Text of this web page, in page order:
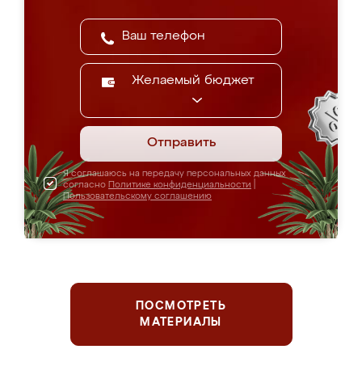
Желаемый бюджет
Отправить
Я соглашаюсь на передачу персональных данных
согласно Политике конфиденциальности
Пользовательскому соглашению
ПОСМОТРЕТЬ
МАТЕРИАЛЫ